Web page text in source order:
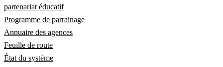
partenariat éducatif
Programme de parrainage
Annuaire des agences
Feuille de route
État du système